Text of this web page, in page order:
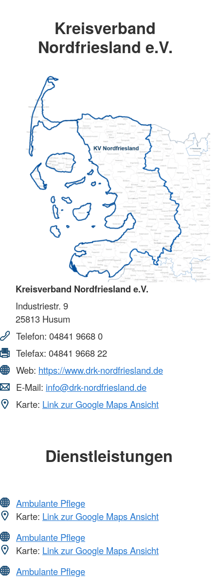
Kreisverband
Nordfriesland e.V.
Kreisverband Nordfriesland e.V.
Industriestr. 9
25813 Husum
Telefon: 04841 9668 0
Telefax: 04841 9668 22
Web: https://www.drk-nordfriesland.de
E-Mail: info@drk-nordfriesland.de
Karte: Link zur Google Maps Ansicht
Dienstleistungen
Ambulante Pflege
Karte: Link zur Google Maps Ansicht
Ambulante Pflege
Karte: Link zur Google Maps Ansicht
Ambulante Pflege